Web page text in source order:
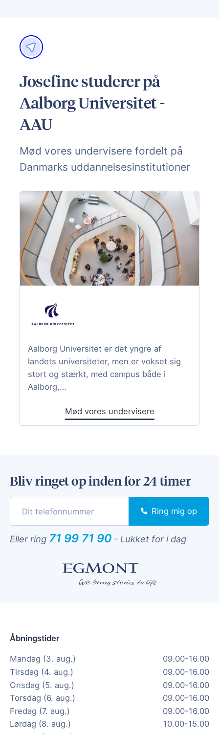
Josefine studerer på
Aalborg Universitet -
AAU
Mød vores undervisere fordelt på
Danmarks uddannelsesinstitutioner
Aalborg Universitet er det yngre af
landets universiteter, men er vokset sig
stort og stærkt, med campus både i
Aalborg,...
Mød vores undervisere
Bliv ringet op inden for 24 timer
Ring mig op
Eller ring 71 99 71 90 - Lukket for i dag
Åbningstider
Mandag (3. aug.)
09.00-16.00
Tirsdag (4. aug.)
09.00-16.00
Onsdag (5. aug.)
09.00-16.00
Torsdag (6. aug.)
09.00-16.00
Fredag (7. aug.)
09.00-16.00
Lørdag (8. aug.)
10.00-15.00